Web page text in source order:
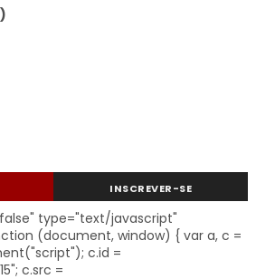
INSCREVER-SE
type="text/javascript"
(document, window) { var a, c =
c.id =
c.src =